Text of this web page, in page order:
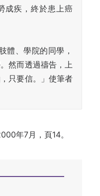
成疾，終於患上癌
體、學院的同學，
然而透過禱告，上
只要信。」使筆者
年7月，頁14。